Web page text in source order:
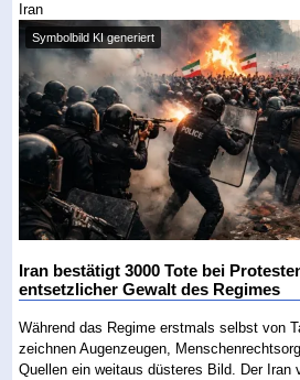
Iran
Symbolbild KI generiert
Iran bestätigt 3000 Tote bei
entsetzlicher Gewalt des Regimes
Während das Regime erstmals selbst von
zeichnen Augenzeugen,
Quellen ein weitaus düsteres Bild. Der Iran